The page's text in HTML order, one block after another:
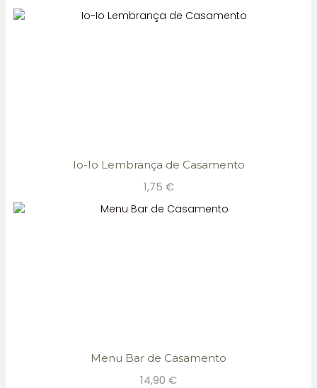
Io-Io Lembrança de Casamento
1,75 €
Menu Bar de Casamento
14,90 €